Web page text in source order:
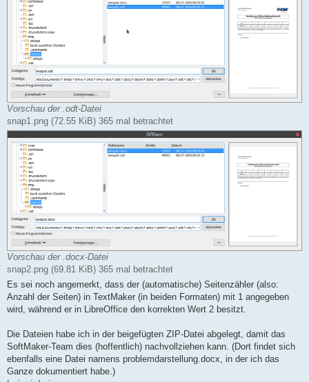
Vorschau der .odt-Datei
snap1.png (72.55 KiB) 365 mal betrachtet
Vorschau der .docx-Datei
snap2.png (69.81 KiB) 365 mal betrachtet
Es sei noch angemerkt, dass der (automatische) Seitenzähler (also:
Anzahl der Seiten) in TextMaker (in beiden Formaten) mit 1 angegeben
wird, während er in LibreOffice den korrekten Wert 2 besitzt.
Die Dateien habe ich in der beigefügten ZIP-Datei abgelegt, damit das
SoftMaker-Team dies (hoffentlich) nachvollziehen kann. (Dort findet sich
ebenfalls eine Datei namens problemdarstellung.docx, in der ich das
Ganze dokumentiert habe.)